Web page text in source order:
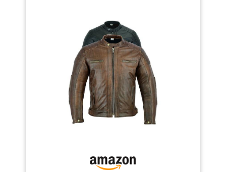
extensibles sur le dos et les
bras pour plus de confort.
Protections extérieures au
niveau des épaules et des
coudes pour une protection
supplémentaire. Fabrication
durable et de qualité. Taille S
pour la poitrine 96,5 cm, M pour
la poitrine 101,6 cm, L pour la
taille 42, XL pour la taille 44,
XXL pour la poitrine 121,9 cm.
raccorder avec le pantalon (des
deux côtés) Poches intérieures
pour plus de capacité de